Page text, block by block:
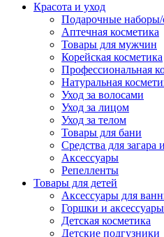
Красота и уход
Подарочные
Аптечная косметика
Товары для мужчин
Корейская косметика
Профессиональная
Натуральная
Уход за волосами
Уход за лицом
Уход за телом
Товары для бани
Средства для загара
Аксессуары
Репелленты
Товары для детей
Аксессуары для
Горшки и аксессуары
Детская косметика
Детские подгузники